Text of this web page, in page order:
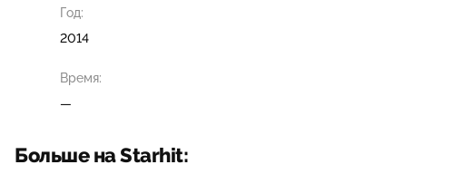
Год:
2014
Время:
—
Больше на Starhit: